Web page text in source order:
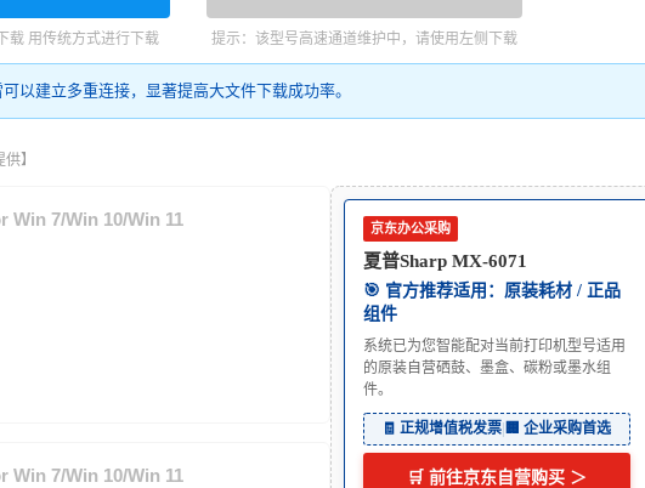
载 用传统方式进行下载 提示：该型号高速通道维护中，请使用左侧下载
以建立多重连接，显著提高大文件下载成功率。
】
Win 7/Win 10/Win 11
Win 7/Win 10/Win 11
京东办公采购
夏普Sharp MX-6071
🎯 官方推荐适用：原装耗材 / 正品
组件
系统已为您智能配对当前打印机型号适用
的原装自营硒鼓、墨盒、碳粉或墨水组
件。
🧾 正规增值税发票 🏢 企业采购首选
🛒 前往京东自营购买 ＞